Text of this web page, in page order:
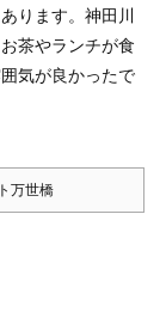
ります。 神田川
茶やランチが食
気が良かったで
万世橋